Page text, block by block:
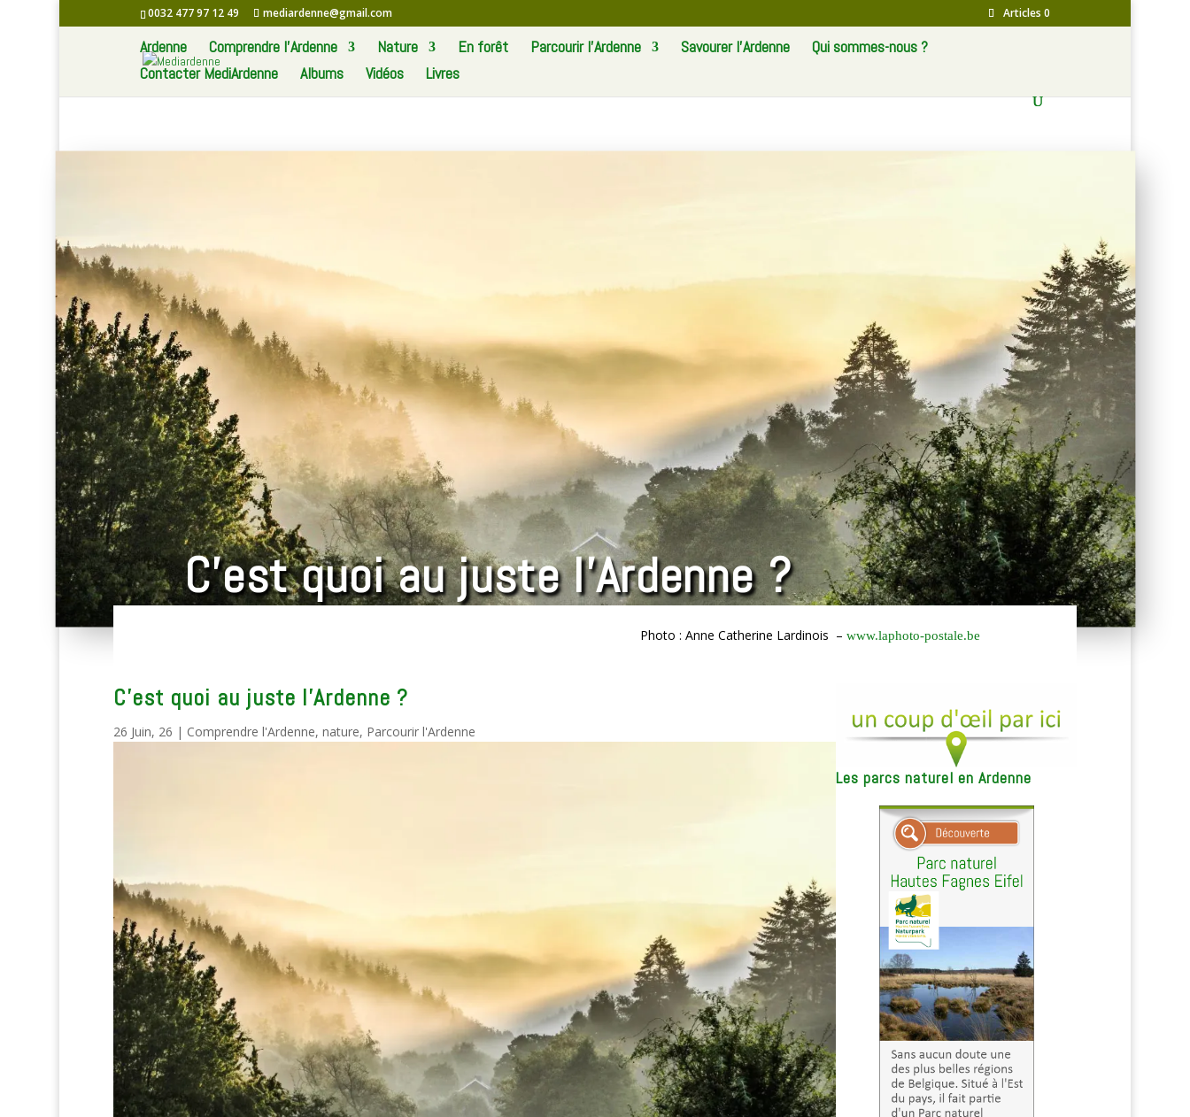
0032 477 97 12 49 mediardenne@gmail.com Articles 0
Ardenne Comprendre l’Ardenne Nature En forêt Parcourir l’Ardenne Savourer l’Ardenne
Qui sommes-nous ?
Contacter MediArdenne
Albums Vidéos Livres
C’est quoi au juste l’Ardenne ?
Photo : Anne Catherine Lardinois –www.laphoto-postale.be
C’est quoi au juste l’Ardenne ?
26 Juin, 26 | Comprendre l'Ardenne, nature, Parcourir l'Ardenne
Les parcs naturel en Ardenne